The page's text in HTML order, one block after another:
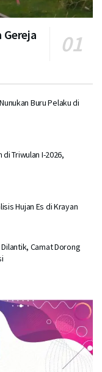
Buru Pelaku di
Triwulan I-2026,
Hujan Es di Krayan
Camat Dorong